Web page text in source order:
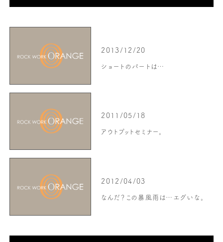
2013/12/20
ショートのパートは…
2011/05/18
アウトプットセミナー。
2012/04/03
なんだ？この暴風雨は…エグいな。